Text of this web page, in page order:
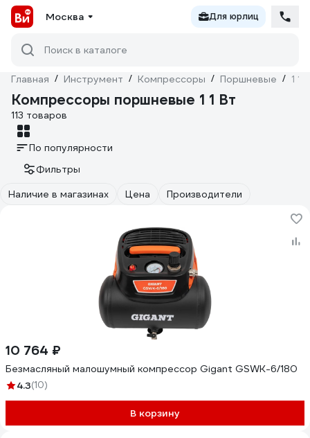
Москва Для юрлиц
Поиск в каталоге
Главная / Инструмент / Компрессоры / Поршневые / 1 1
Компрессоры поршневые 1 1 Вт
113 товаров
По популярности
Фильтры
Наличие в магазинах
Цена Производители
10 764 ₽
Безмасляный малошумный компрессор Gigant GSWK-6/180
4.3(10)
В корзину